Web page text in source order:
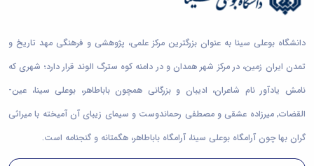
دانشگاه بوعلی سینا به عنوان بزرگترین مرکز علمی، پژوهشی و فرهنگی مهد تاریخ و
تمدن ایران زمین، در مرکز شهر همدان و در دامنه کوه سترگ الوند قرار دارد؛ شهری که
نامش یادآور نام شاعران، ادیبان و بزرگانی همچون باباطاهر، بوعلی سینا، عین-
القضات, میرزاده عشقی و مصطفی رحماندوست و سیمای زیبای آن آمیخته با میراثی
گران بها چون آرامگاه بوعلی سینا، آرامگاه باباطاهر، هگمتانه و گنجنامه است.